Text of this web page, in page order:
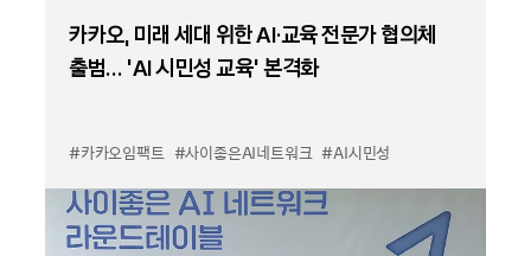
카카오, 미래 세대 위한 AI·교육 전문가 협의체
출범… ‘AI 시민성 교육’ 본격화
#카카오임팩트 #사이좋은AI네트워크 #AI시민성